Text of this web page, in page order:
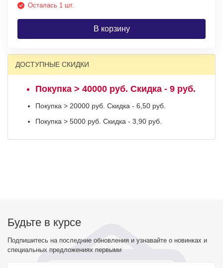
Осталась 1 шт.
В корзину
ДОСТУПНЫЕ СКИДКИ
Покупка > 40000 руб. Скидка - 9 руб.
Покупка > 20000 руб. Скидка - 6,50 руб.
Покупка > 5000 руб. Скидка - 3,90 руб.
Будьте в курсе
Подпишитесь на последние обновления и узнавайте о новинках и
специальных предложениях первыми